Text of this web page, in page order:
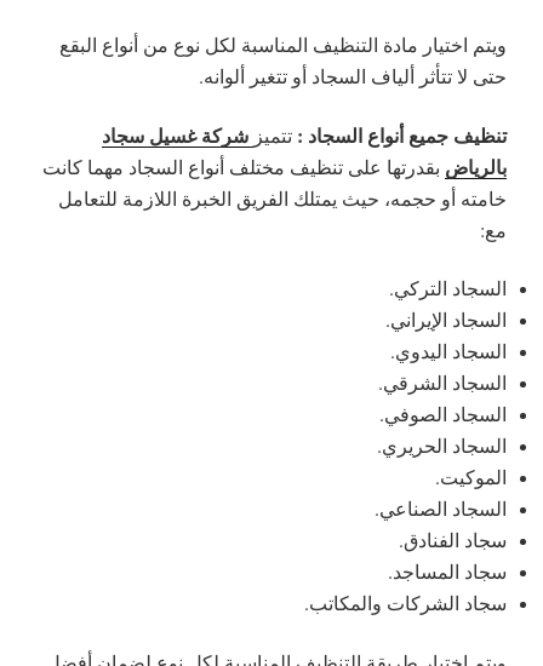
ويتم اختيار مادة التنظيف المناسبة لكل نوع من أنواع البقع
حتى لا تتأثر ألياف السجاد أو تتغير ألوانه.
تنظيف جميع أنواع السجاد : تتميز شركة غسيل سجاد
بالرياض بقدرتها على تنظيف مختلف أنواع السجاد مهما كانت
خامته أو حجمه، حيث يمتلك الفريق الخبرة اللازمة للتعامل
مع:
السجاد التركي.
السجاد الإيراني.
السجاد اليدوي.
السجاد الشرقي.
السجاد الصوفي.
السجاد الحريري.
الموكيت.
السجاد الصناعي.
سجاد الفنادق.
سجاد المساجد.
سجاد الشركات والمكاتب.